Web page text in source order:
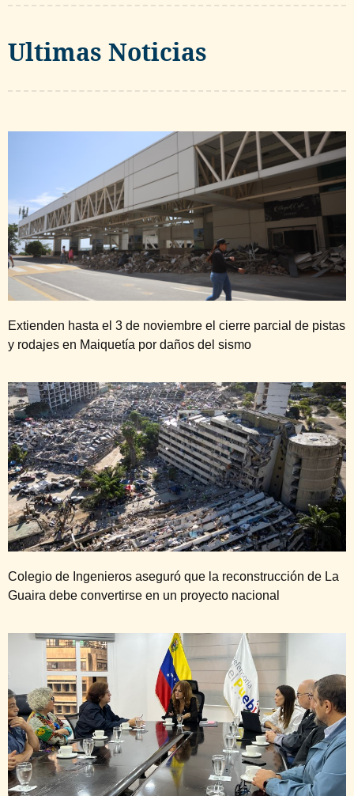
Ultimas Noticias
Extienden hasta el 3 de noviembre el cierre parcial de pistas
y rodajes en Maiquetía por daños del sismo
Colegio de Ingenieros aseguró que la reconstrucción de La
Guaira debe convertirse en un proyecto nacional